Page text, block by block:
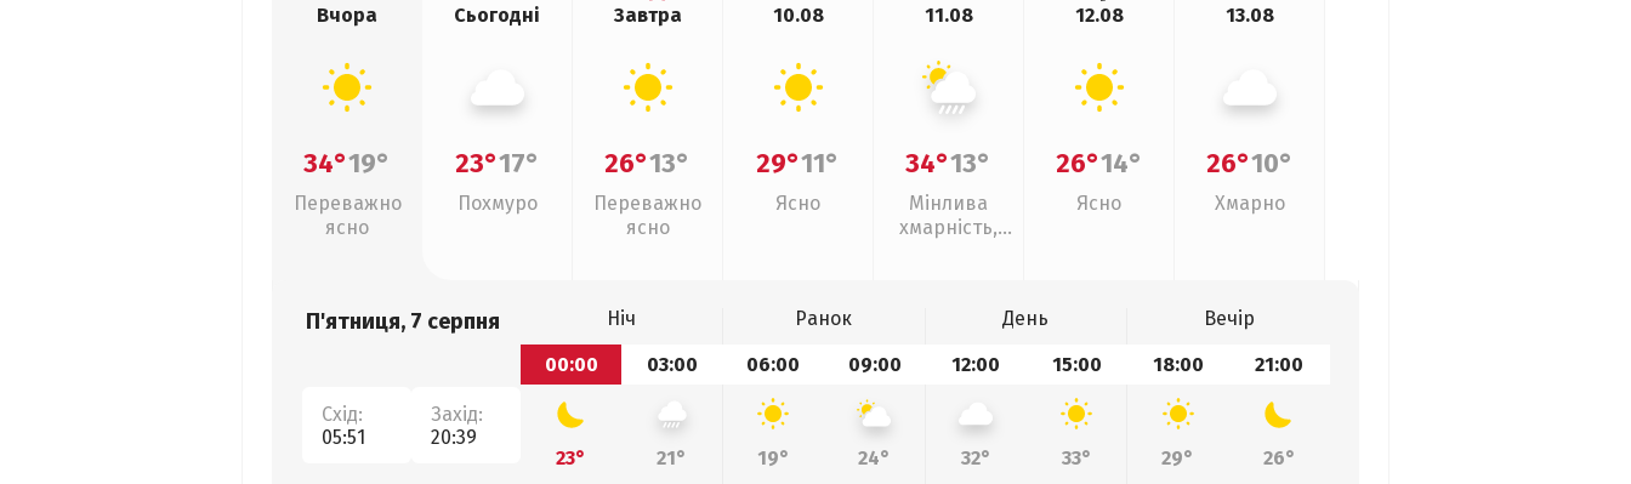
Вчора
34°19°
Переважно
ясно
Сьогодні
23°17°
Похмуро
Завтра
26°13°
Переважно
ясно
10.08
29°11°
Ясно
11.08
34°13°
Мінлива
хмарність,
12.08
26°14°
Ясно
13.08
26°10°
Хмарно
П'ятниця, 7 серпня
Схід:
05:51
Захід:
20:39
Ніч Ранок День
Вечір
00:00
03:00 06:00 09:00 12:00 15:00 18:00 21:00
23° 21° 19° 24° 32° 33° 29°
26°